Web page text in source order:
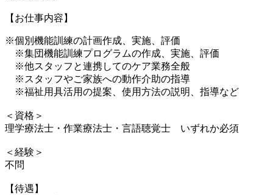
【お仕事内容】
※個別機能訓練の計画作成、実施、評価
※集団機能訓練プログラムの作成、実施、評価
※他スタッフと連携してのケア業務全般
※スタッフやご家族への動作介助の指導
※福祉用具活用の提案、使用方法の説明、指導など
＜資格＞
理学療法士・作業療法士・言語聴覚士 いずれか必須
＜経験＞
不問
【待遇】